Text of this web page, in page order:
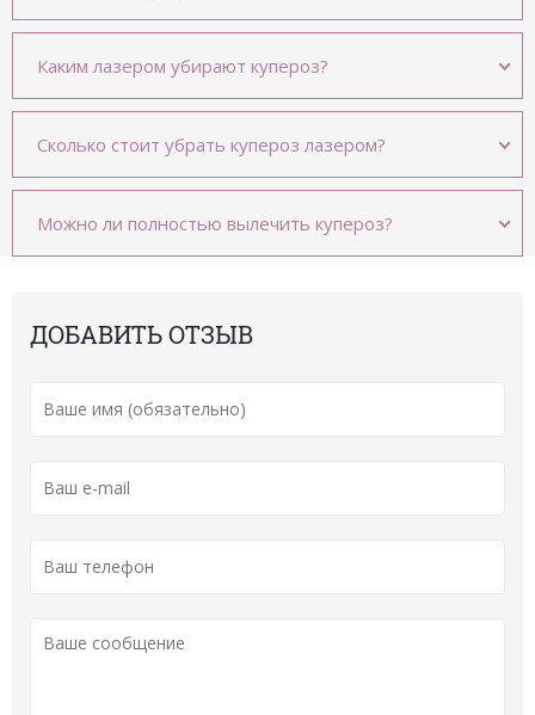
Каким лазером убирают купероз?
Сколько стоит убрать купероз лазером?
Можно ли полностью вылечить купероз?
ДОБАВИТЬ ОТЗЫВ